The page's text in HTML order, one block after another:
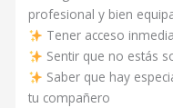
profesional y bien
Tener acceso
Sentir que no estás
Saber que hay
tu compañero